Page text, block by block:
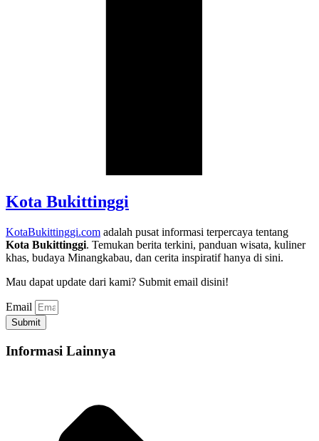
Kota Bukittinggi
KotaBukittinggi.com adalah pusat informasi terpercaya tentang
Kota Bukittinggi. Temukan berita terkini, panduan wisata, kuliner
khas, budaya Minangkabau, dan cerita inspiratif hanya di sini.
Mau dapat update dari kami? Submit email disini!
Email
Submit
Informasi Lainnya